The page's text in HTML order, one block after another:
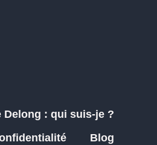
Delong : qui suis-je ?
Blog